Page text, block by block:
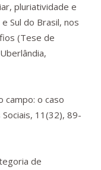
pluriatividade e
Sul do Brasil, nos
(Tese de
campo: o caso
, 11 (32), 89-
de